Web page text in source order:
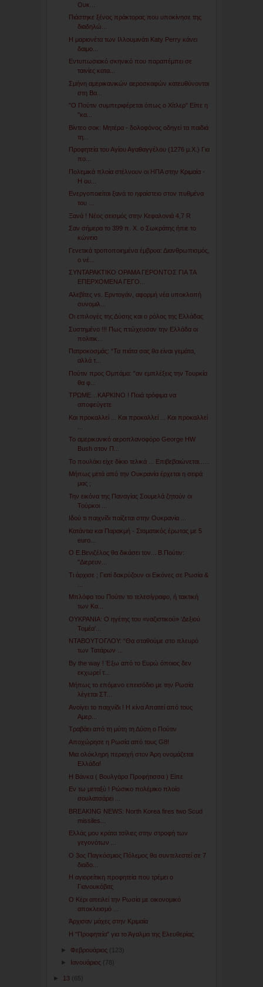
Ουκ...
Πιάστηκε ξένος πράκτορας που υποκίνησε της
διαδηλώ...
Η μαριονέτα των Ιλλουμινάτι Katy Perry κάνει
δαιμο...
Εντυπωσιακό σκηνικό που παραπέμπει σε
ταινίες κατα...
Σμήνη αμερικανικών αεροσκαφών κατευθύνονται
στη Βα...
"Ο Πούτιν συμπεριφέρεται όπως ο Χίτλερ" Είπε η
"κα...
Βίντεο σοκ: Μητέρα - δολοφόνος οδηγεί τα παιδιά
τη...
Προφητεία του Αγίου Αγαθαγγέλου (1276 μ.Χ.) Για
πο...
Πολεμικά πλοία στέλνουν οι ΗΠΑ στην Κριμαία -
Η ου...
Ενεργοποιείται ξανά το ηφαίστειο στον πυθμένα
του ...
Ξανά ! Νέος σεισμός στην Κεφαλονιά 4,7 R
Σαν σήμερα το 399 π. Χ. ο Σωκράτης ήπιε το
κώνειο
Γενετικά τροποποιημένα έμβρυα: Διανθρωπισμός,
ο νέ...
ΣΥΝΤΑΡΑΚΤΙΚΟ ΟΡΑΜΑ ΓΕΡΟΝΤΟΣ ΓΙΑ ΤΑ
ΕΠΕΡΧΟΜΕΝΑ ΓΕΓΟ...
Αλεβίτες vs. Ερντογάν, αφορμή νέα υποκλοπή
συνομιλ...
Οι επιλογές της Δύσης και ο ρόλος της Ελλάδας
Συστημένο !!! Πως πτώχευσαν την Ελλάδα οι
πολιτικ...
Πατροκοσμάς: “Τα πιάτα σας θα είναι γεμάτα,
αλλά τ...
Πούτιν προς Ομπάμα: "αν εμπλέξεις την Τουρκία
θα φ...
ΤΡΩΜΕ…ΚΑΡΚΙΝΟ ! Ποιά τρόφιμα να
αποφεύγετε
Και προκαλλεί ... Και προκαλλεί ... Και προκαλλεί
Το αμερικανικό αεροπλανοφόρο George HW
Bush στον Π...
Το πουλάκι είχε δίκιο τελικά ... Επιβεβαιώνεται......
Μήπως μετά από την Ουκρανία έρχεται η σειρά
μας ;
Την εικόνα της Παναγίας Σουμελά ζητούν οι
Τούρκοι ...
Ιδού τι παιχνίδι παίζεται στην Ουκρανία ...
Κατάντια και Παρακμή - Στοματικός έρωτας με 5
euro...
Ο E.Bενιζέλος θα δικάσει τον... Β.Πούτιν:
"Διερευν...
Tι άρχισε ; Γιατί δακρύζουν οι Εικόνες σε Ρωσία &
Μπλόφα του Πούτιν το τελεσίγραφο, ή τακτική
των Κα...
ΟΥΚΡΑΝΙΑ: Ο ηγέτης του «ναζιστικού» ‘Δεξιού
Τομέα’...
ΝΤΑΒΟΥΤΟΓΛΟΥ: “Θα σταθούμε στο πλευρό
των Τατάρων ...
By the way ! Έξω από το Ευρώ όποιος δεν
εκχωρεί τ...
Μήπως το επόμενο επεισόδιο με την Ρωσία
λέγεται ΣΤ...
Ανοίγει το παιχνίδι ! Η κίνα Απαιτεί από τους
Αμερ...
Τραβάει από τη μύτη τη Δύση ο Πούτιν
Αποχώρησε η Ρωσία από τους G8!
Μια ολόκληρη περιοχή στον Άρη ονομάζεται
Ελλάδα!
Η Βάνκα ( Βουλγάρα Προφήτισσα ) Είπε
Εν τω μεταξύ ! Ρώσικο πολέμικο πλοίο
σουλατσάρει ...
BREAKING NEWS: North Korea fires two Scud
missiles...
Ελλάς μου κράτα τσίλιες στην στροφή των
γεγονότων ...
Ο 3ος Παγκόσμιος Πόλεμος θα συντελεστεί σε 7
διαδο...
Η αγιορείτικη προφητεία που τρέμει ο
Γιανουκόβιτς
Ο Κέρι απειλεί την Ρωσία με οικονομικό
αποκλεισμό ...
Άρχισαν μάχες στην Κριμαία
Η "Προφητεία" για το Άγαλμα της Ελευθερίας
► Φεβρουάριος (123)
► Ιανουάριος (78)
► 13 (65)